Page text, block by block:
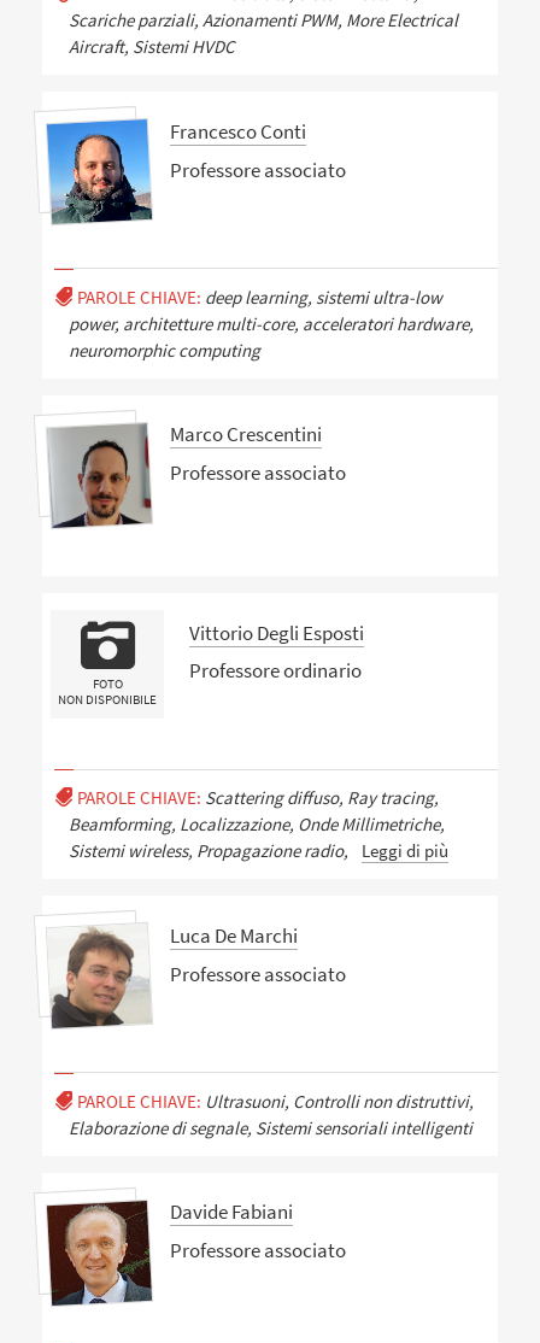
Scariche parziali, Azionamenti PWM, More Electrical
Aircraft, Sistemi HVDC
Francesco Conti
Professore associato
PAROLE CHIAVE: deep learning, sistemi ultra-low
power, architetture multi-core, acceleratori hardware,
neuromorphic computing
Marco Crescentini
Professore associato
FOTO
NON DISPONIBILE
Vittorio Degli Esposti
Professore ordinario
PAROLE CHIAVE: Scattering diffuso, Ray tracing,
Beamforming, Localizzazione, Onde Millimetriche,
Sistemi wireless, Propagazione radio,
Leggi di più
Luca De Marchi
Professore associato
PAROLE CHIAVE: Ultrasuoni, Controlli non distruttivi,
Elaborazione di segnale, Sistemi sensoriali intelligenti
Davide Fabiani
Professore associato